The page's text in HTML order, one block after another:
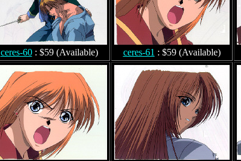
ceres-60: $59 (Available) ceres-61 : $59 (Available)